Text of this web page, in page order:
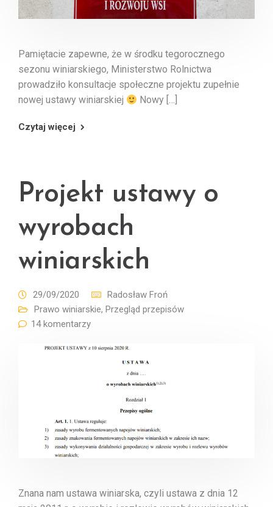
Pamiętacie zapewne, że w środku tegorocznego
sezonu winiarskiego, Ministerstwo Rolnictwa
prowadziło konsultacje społeczne projektu zupełnie
nowej ustawy winiarskiej
Nowy […]
Czytaj więcej
Projekt ustawy o
wyrobach
winiarskich
29/09/2020
Radosław Froń
Prawo winiarskie, Przegląd przepisów
14 komentarzy
Znana nam ustawa winiarska, czyli ustawa z dnia 12